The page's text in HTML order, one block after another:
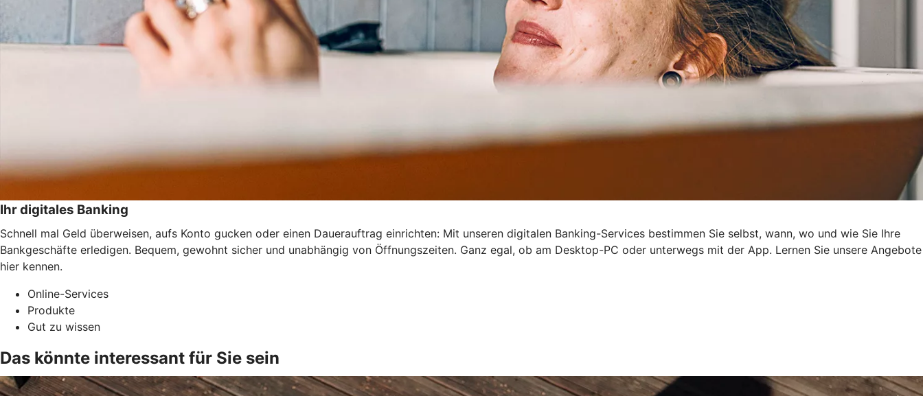
Ihr digitales Banking
Schnell mal Geld überweisen, aufs Konto gucken oder einen Dauerauftrag einrichten: Mit unseren digitalen Banking-Services bestimmen Sie selbst, wann, wo und wie Sie Ihre
Bankgeschäfte erledigen. Bequem, gewohnt sicher und unabhängig von Öffnungszeiten. Ganz egal, ob am Desktop-PC oder unterwegs mit der App. Lernen Sie unsere Angebote
hier kennen.
Online-Services
Produkte
Gut zu wissen
Das könnte interessant für Sie sein